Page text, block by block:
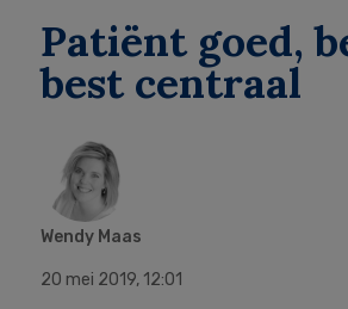
Patiënt goed,
best centraal
Wendy Maas
20 mei 2019, 12:01